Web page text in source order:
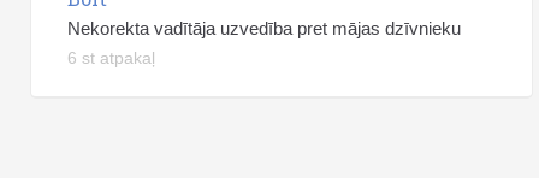
Nekorekta vadītāja uzvedība pret mājas dzīvnieku
6 st atpakaļ